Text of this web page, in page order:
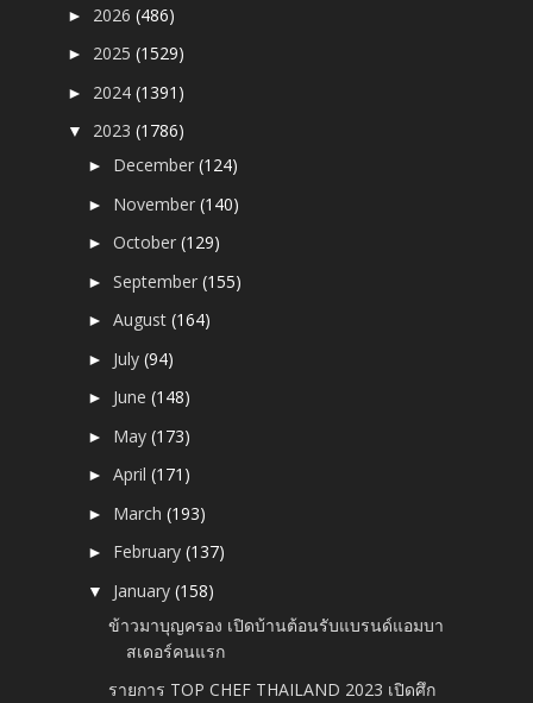
► 2026(486)
► 2025(1529)
► 2024(1391)
▼ 2023(1786)
► December(124)
► November(140)
►October(129)
►September(155)
►August(164)
► July(94)
► June(148)
► May(173)
►April(171)
► March(193)
► February(137)
▼ January(158)
ข้าวมาบุญครอง เปิดบ้านต้อนรับแบรนด์แอมบา
สเดอร์คนแรก
รายการ TOP CHEF THAILAND 2023 เปิดศึก